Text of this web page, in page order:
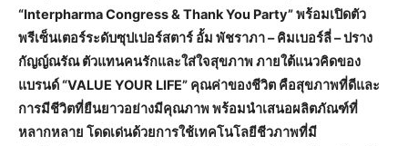
“Interpharma Congress & Thank You Party” พร้อมเปิดตัว
พรีเซ็นเตอร์ระดับซุปเปอร์สตาร์ อั้ม พัชราภา – คิมเบอร์ลี่ – ปราง
กัญญ์ณรัณ ตัวแทนคนรักและใส่ใจสุขภาพ ภายใต้แนวคิดของ
แบรนด์ “VALUE YOUR LIFE” คุณค่าของชีวิต คือสุขภาพที่ดีและ
การมีชีวิตที่ยืนยาวอย่างมีคุณภาพ พร้อมนำเสนอผลิตภัณฑ์ที่
หลากหลาย โดดเด่นด้วยการใช้เทคโนโลยีชีวภาพที่มี